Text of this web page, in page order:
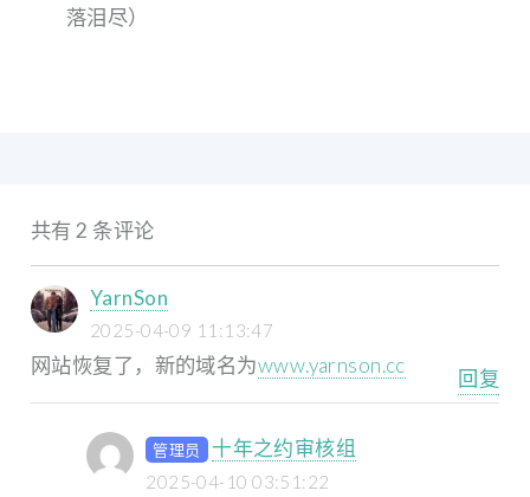
落泪尽）
共有 2 条评论
YarnSon
2025-04-09 11:13:47
网站恢复了，新的域名为www.yarnson.cc
回复
管理员 十年之约审核组
2025-04-10 03:51:22